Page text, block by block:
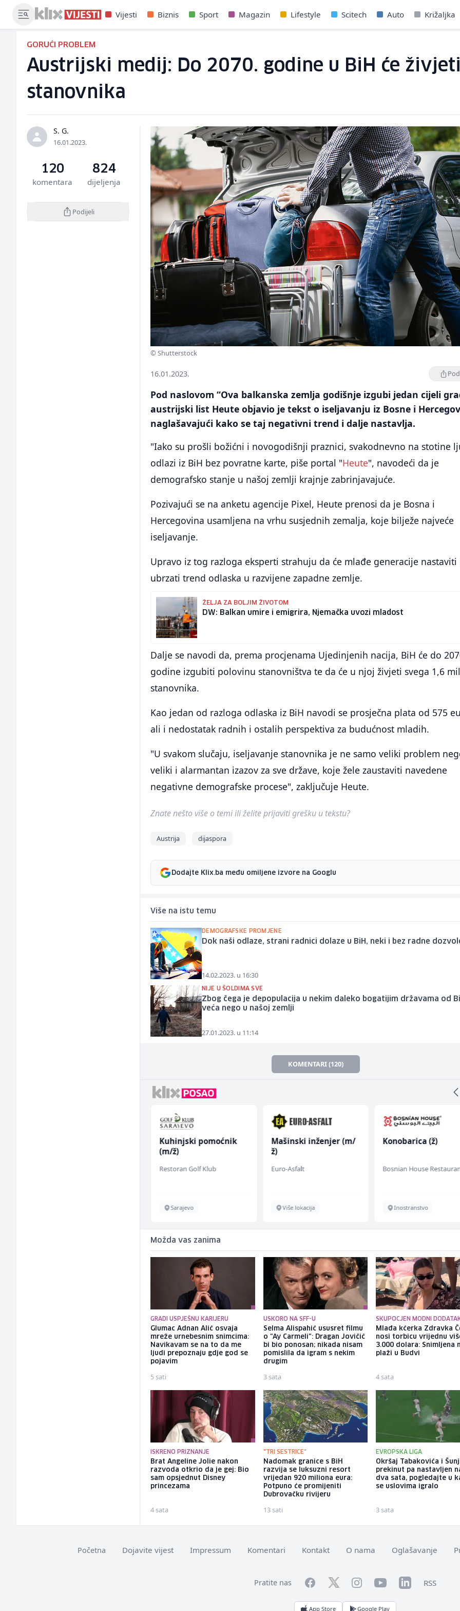
Vijesti Biznis Sport Magazin Lifestyle Scitech Auto Križaljka
GORUĆI PROBLEM
Austrijski medij: Do 2070. godine u BiH će
stanovnika
S. G.
16.01.2023.
120
komentara
824
dijeljenja
Podijeli
© Shutterstock
16.01.2023.
Pod naslovom “Ova balkanska zemlja godišnje izgubi jedan cijeli
austrijski list Heute objavio je tekst o iseljavanju iz Bosne i
naglašavajući kako se taj negativni trend i dalje nastavlja.
"Iako su prošli božićni i novogodišnji praznici, svakodnevno na stotine
odlazi iz BiH bez povratne karte, piše portal "Heute", navodeći da je
demografsko stanje u našoj zemlji krajnje zabrinjavajuće.
Pozivajući se na anketu agencije Pixel, Heute prenosi da je Bosna i
Hercegovina usamljena na vrhu susjednih zemalja, koje bilježe najveće
iseljavanje.
Upravo iz tog razloga eksperti strahuju da će mlađe generacije nastaviti
ubrzati trend odlaska u razvijene zapadne zemlje.
ŽELJA ZA BOLJIM ŽIVOTOM
DW: Balkan umire i emigrira, Njemačka uvozi mladost
Dalje se navodi da, prema procjenama Ujedinjenih nacija, BiH će do
godine izgubiti polovinu stanovništva te da će u njoj živjeti svega 1,6
stanovnika.
Kao jedan od razloga odlaska iz BiH navodi se prosječna plata od 575
ali i nedostatak radnih i ostalih perspektiva za budućnost mladih.
"U svakom slučaju, iseljavanje stanovnika je ne samo veliki problem
veliki i alarmantan izazov za sve države, koje žele zaustaviti navedene
negativne demografske procese", zaključuje Heute.
Znate nešto više o temi ili želite prijaviti grešku u tekstu?
Austrija dijaspora
Dodajte Klix.ba među omiljene izvore na Googlu
Više na istu temu
DEMOGRAFSKE PROMJENE
Dok naši odlaze, strani radnici dolaze u BiH, neki i bez radne
14.02.2023. u 16:30
NIJE U ŠOLDIMA SVE
Zbog čega je depopulacija u nekim daleko bogatijim državama od
veća nego u našoj zemlji
27.01.2023. u 11:14
KOMENTARI (120)
Kuhinjski pomoćnik
(m/ž)
Restoran Golf Klub
Sarajevo
Mašinski inženjer (m/
ž)
Euro-Asfalt
Više lokacija
Konobarica (ž)
Bosnian House
Inostranstvo
Možda vas zanima
GRADI USPJEŠNU KARIJERU
Glumac Adnan Alić osvaja
mreže urnebesnim snimcima:
Navikavam se na to da me
ljudi prepoznaju gdje god se
pojavim
5 sati
USKORO NA SFF-U
Selma Alispahić ususret filmu
o "Ay Carmeli": Dragan Jovičić
bi bio ponosan; nikada nisam
pomislila da igram s nekim
drugim
3 sata
SKUPOCJEN MODNI
Mlađa kćerka Zdravka
nosi torbicu vrijednu
3.000 dolara: Snimljena
plaži u Budvi
4 sata
ISKRENO PRIZNANJE
Brat Angeline Jolie nakon
razvoda otkrio da je gej: Bio
sam opsjednut Disney
princezama
4 sata
"TRI SESTRICE"
Nadomak granice s BiH
razvija se luksuzni resort
vrijedan 920 miliona eura:
Potpuno će promijeniti
Dubrovačku rivijeru
13 sati
EVROPSKA LIGA
Okršaj Tabakovića i
prekinut pa nastavljen
dva sata, pogledajte u
se uslovima igralo
3 sata
Početna Dojavite vijest Impressum Komentari Kontakt O nama Oglašavanje
Pratite nas FacebookTwitterInstagramYouTubeLinkedInRSS
App Store Google Play